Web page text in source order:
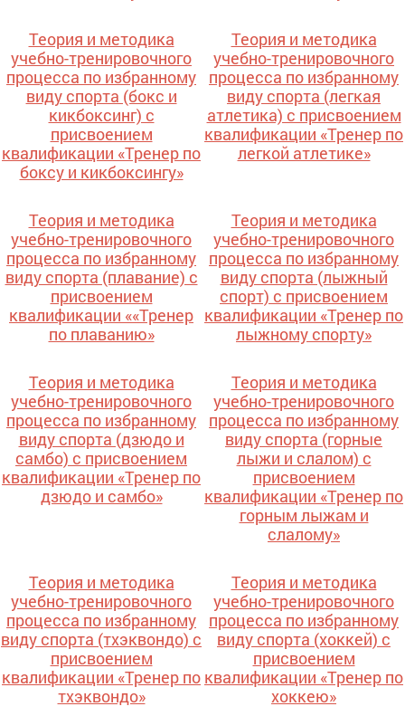
Теория и методика
учебно-тренировочного
процесса по избранному
виду спорта (бокс и
кикбоксинг) с
присвоением
квалификации «Тренер по
боксу и кикбоксингу»
Теория и методика
учебно-тренировочного
процесса по избранному
виду спорта (легкая
атлетика) с присвоением
квалификации «Тренер по
легкой атлетике»
Теория и методика
учебно-тренировочного
процесса по избранному
виду спорта (плавание) с
присвоением
квалификации ««Тренер
по плаванию»
Теория и методика
учебно-тренировочного
процесса по избранному
виду спорта (лыжный
спорт) с присвоением
квалификации «Тренер по
лыжному спорту»
Теория и методика
учебно-тренировочного
процесса по избранному
виду спорта (дзюдо и
самбо) с присвоением
квалификации «Тренер по
дзюдо и самбо»
Теория и методика
учебно-тренировочного
процесса по избранному
виду спорта (горные
лыжи и слалом) с
присвоением
квалификации «Тренер по
горным лыжам и
слалому»
Теория и методика
учебно-тренировочного
процесса по избранному
виду спорта (тхэквондо) с
присвоением
квалификации «Тренер по
тхэквондо»
Теория и методика
учебно-тренировочного
процесса по избранному
виду спорта (хоккей) с
присвоением
квалификации «Тренер по
хоккею»